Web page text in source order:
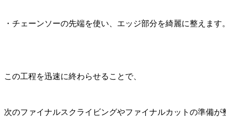
・チェーンソーの先端を使い、エッジ部分を綺麗に整えます。
この工程を迅速に終わらせることで、
次のファイナルスクライビングやファイナルカットの準備が